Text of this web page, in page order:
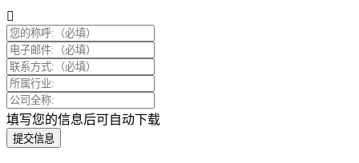
填写您的信息后可自动下载
提交信息